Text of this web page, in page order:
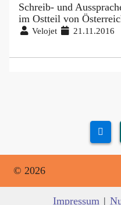
Schreib- und
im Ostteil von
Velojet 21.11.2016
© 2026
Impressum |